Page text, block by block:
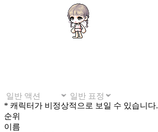
* 캐릭터가 비정상적으로 보일 수 있습니다.
순위
이름